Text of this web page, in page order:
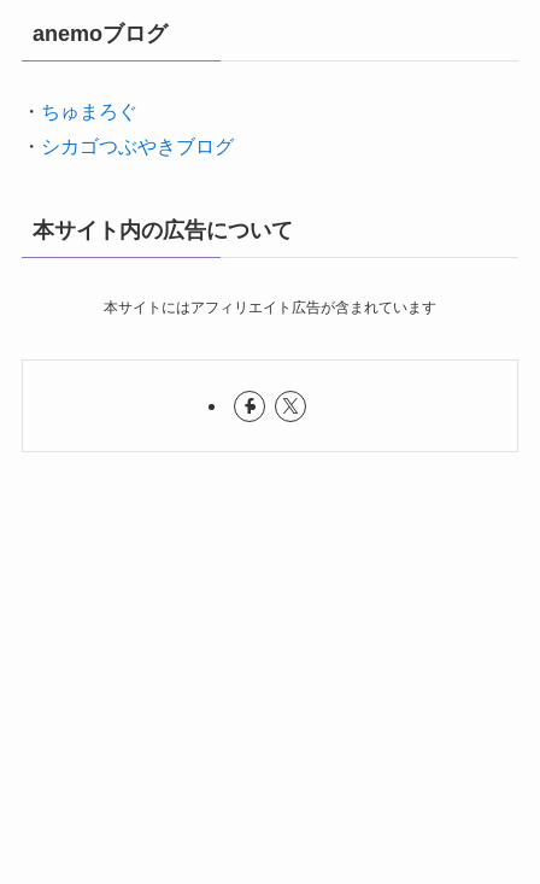
anemoブログ
・ ちゅまろぐ
・ シカゴつぶやきブログ
本サイト内の広告について
本サイトにはアフィリエイト広告が含まれています